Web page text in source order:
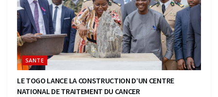
SANTE
LE TOGO LANCE LA CONSTRUCTION D’UN CENTRE
NATIONAL DE TRAITEMENT DU CANCER